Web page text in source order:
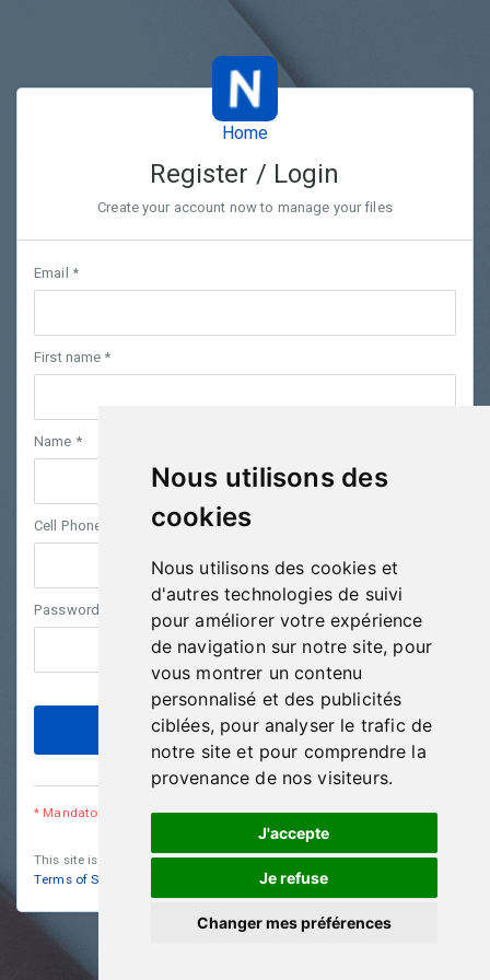
Nous utilisons des
cookies
Nous utilisons des cookies et
d'autres technologies de suivi
pour améliorer votre expérience
de navigation sur notre site, pour
vous montrer un contenu
personnalisé et des publicités
ciblées, pour analyser le trafic de
notre site et pour comprendre la
provenance de nos visiteurs.
J'accepte
Je refuse
Changer mes préférences
Home
Register / Login
Create your account now to manage your files
Email *
First name *
Name *
Cell Phone *
Password *
Already have an account?Login
* Mandatory fields
This site is protected by reCAPTCHA and the GooglePrivacy Policyand
Terms of Service